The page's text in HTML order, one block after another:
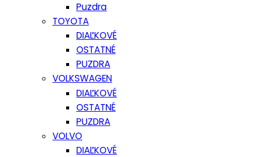
Puzdra
TOYOTA
DIAĽKOVÉ
OSTATNÉ
PUZDRA
VOLKSWAGEN
DIAĽKOVÉ
OSTATNÉ
PUZDRA
VOLVO
DIAĽKOVÉ